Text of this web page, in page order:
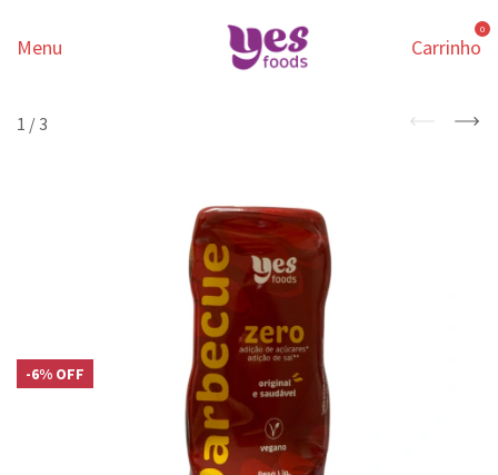
Menu Carrinho
0
1 /3
-6% OFF